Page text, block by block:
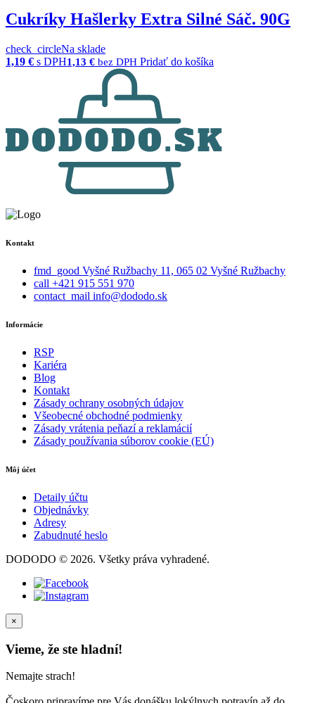
Cukríky Hašlerky Extra Silné Sáč. 90G
check_circleNa sklade
1,19 € s DPH1,13 € bez DPH Pridať do košíka
Kontakt
fmd_good Vyšné Ružbachy 11, 065 02 Vyšné Ružbachy
call +421 915 551 970
contact_mail info@dododo.sk
Informácie
RSP
Kariéra
Blog
Kontakt
Zásady ochrany osobných údajov
Všeobecné obchodné podmienky
Zásady vrátenia peňazí a reklamácií
Zásady používania súborov cookie (EÚ)
Môj účet
Detaily účtu
Objednávky
Adresy
Zabudnuté heslo
DODODO © 2026. Všetky práva vyhradené.
×
Vieme, že ste hladní!
Nemajte strach!